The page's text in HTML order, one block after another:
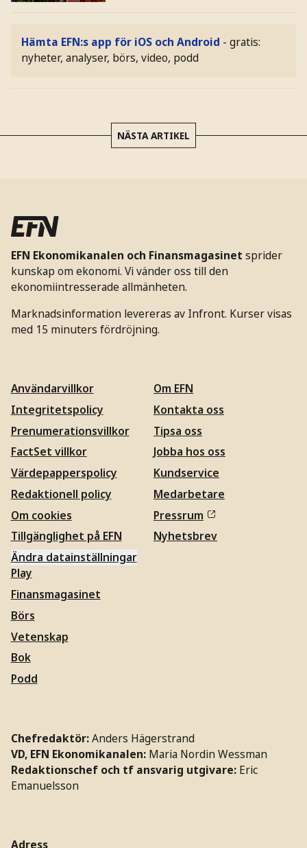
Hämta EFN:s app för iOS och Android - gratis:
nyheter, analyser, börs, video, podd
NÄSTA ARTIKEL
EFN Ekonomikanalen och Finansmagasinet sprider
kunskap om ekonomi. Vi vänder oss till den
ekonomiintresserade allmänheten.
Marknadsinformation levereras av Infront. Kurser visas
med 15 minuters fördröjning.
Användarvillkor
Integritetspolicy
Prenumerationsvillkor
FactSet villkor
Värdepapperspolicy
Redaktionell policy
Om cookies
Tillgänglighet på EFN
Ändra datainställningar
Om EFN
Kontakta oss
Tipsa oss
Jobba hos oss
Kundservice
Medarbetare
Pressrum
Nyhetsbrev
Play
Finansmagasinet
Börs
Vetenskap
Bok
Podd
Chefredaktör:Anders Hägerstrand
VD, EFN Ekonomikanalen: Maria Nordin Wessman
Redaktionschef och tf ansvarig utgivare: Eric
Emanuelsson
Adress